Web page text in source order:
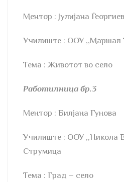
Ментор : Јулијана
Училиште : ООУ ,,Маршал
Тема : Животот во село
Работилница бр.3
Ментор : Билјана Гунова
Училиште : ООУ ,,Никола
Струмица
Тема : Град – село